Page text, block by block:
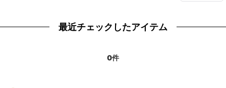
最近チェックしたアイテム
0件